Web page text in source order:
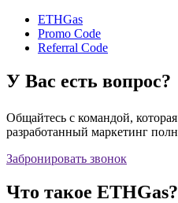
ETHGas
Promo Code
Referral Code
У Вас есть вопрос?
Общайтесь с командой,
разработанный маркетинг
Забронировать звонок
Что такое ETHGas?